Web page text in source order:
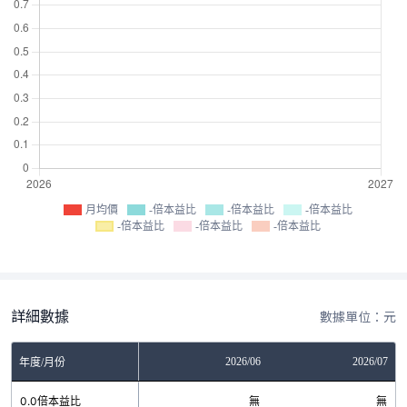
月均價 -倍本益比 -倍本益比
-倍本益比
-倍本益比
-倍本益比 -倍本益比
詳細數據 數據單位：元
年度/月份 2026/06 2026/07
0.0倍本益比 無 無